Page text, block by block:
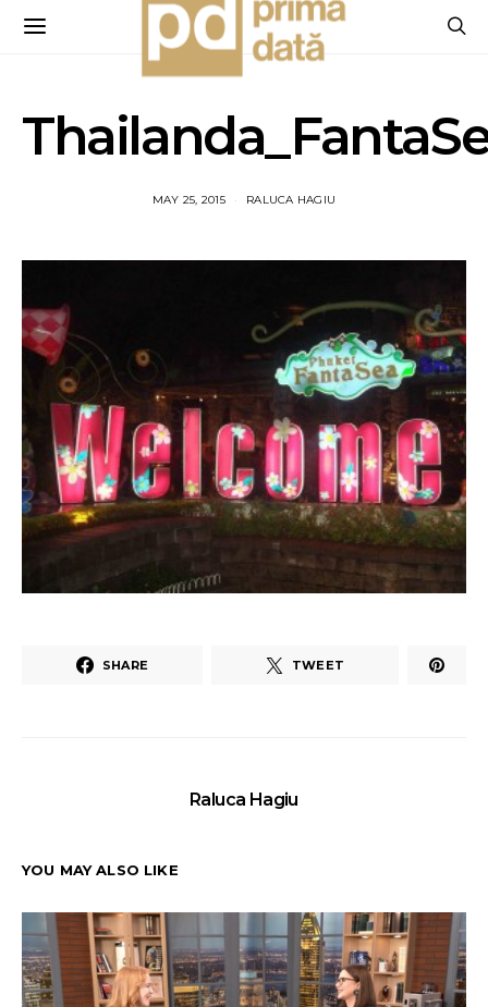
MAY 25, 2015 RALUCA HAGIU
SHARE TWEET
Raluca Hagiu
YOU MAY ALSO LIKE